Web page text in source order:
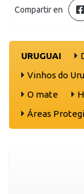
Compartir en
URUGUAI
Vinhos do
O mate
Áreas